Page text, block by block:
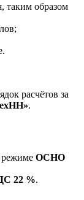
таким образом
расчётов за
.
режиме ОСНО
22 %.